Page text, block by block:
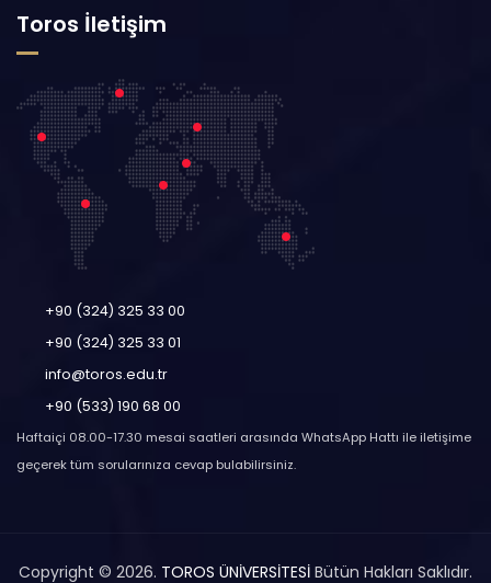
Toros İletişim
+90 (324) 325 33 00
+90 (324) 325 33 01
info@toros.edu.tr
+90 (533) 190 68 00
Haftaiçi 08.00-17.30 mesai saatleri arasında WhatsApp Hattı ile iletişime
geçerek tüm sorularınıza cevap bulabilirsiniz.
Copyright © 2026. TOROS ÜNİVERSİTESİ Bütün Hakları Saklıdır.